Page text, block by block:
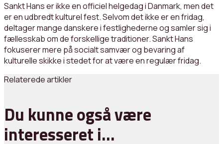
Sankt Hans er ikke en officiel helgedag i Danmark, men det
er en udbredt kulturel fest. Selvom det ikke er en fridag,
deltager mange danskere i festlighederne og samler sig i
fællesskab om de forskellige traditioner. Sankt Hans
fokuserer mere på socialt samvær og bevaring af
kulturelle skikke i stedet for at være en regulær fridag.
Relaterede artikler
Du kunne også være
interesseret i…